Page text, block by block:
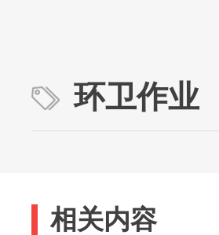
环卫作业
相关内容